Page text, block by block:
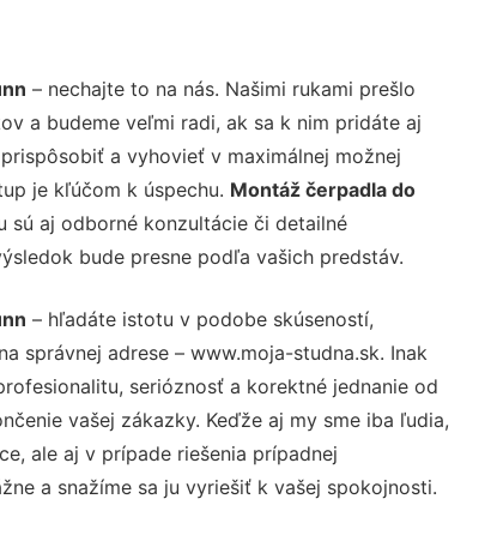
– nechajte to na nás. Našimi rukami prešlo
a budeme veľmi radi, ak sa k nim pridáte aj
a vyhovieť v maximálnej možnej
je kľúčom k úspechu. Montáž čerpadla do
sú aj odborné konzultácie či detailné
bude presne podľa vašich predstáv.
– hľadáte istotu v podobe skúseností,
správnej adrese – www.moja-studna.sk. Inak
serióznosť a korektné jednanie od
vašej zákazky. Keďže aj my sme iba ľudia,
ale aj v prípade riešenia prípadnej
a snažíme sa ju vyriešiť k vašej spokojnosti.